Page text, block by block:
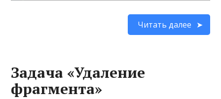
Читать далее
Задача «Удаление
фрагмента»